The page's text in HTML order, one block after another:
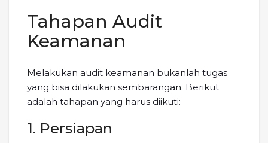
Tahapan Audit
Keamanan
Melakukan audit keamanan bukanlah tugas
yang bisa dilakukan sembarangan. Berikut
adalah tahapan yang harus diikuti:
1. Persiapan